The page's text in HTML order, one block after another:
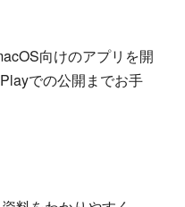
向けのアプリを開
での公開までお手